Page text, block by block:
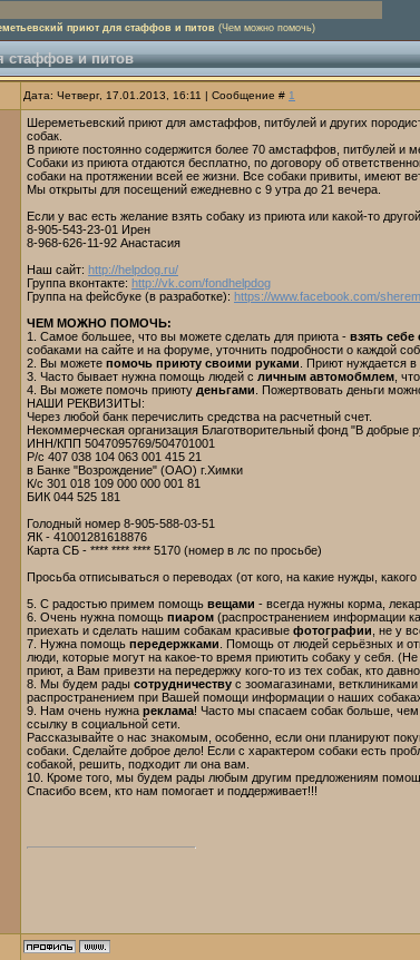
приют для стаффов и питов (Чем можно помочь)
стаффов и питов
Дата: Четверг, 17.01.2013, 16:11 | Сообщение # 1
Шереметьевский приют для амстаффов, питбулей и других
собак.
В приюте постоянно содержится более 70 амстаффов, питбулей и
Собаки из приюта отдаются бесплатно, по договору об
собаки на протяжении всей ее жизни. Все собаки привиты, имеют
Мы открыты для посещений ежедневно с 9 утра до 21 вечера.
Если у вас есть желание взять собаку из приюта или какой-то
8-905-543-23-01 Ирен
8-968-626-11-92 Анастасия
Наш сайт: http://helpdog.ru/
Группа вконтакте: http://vk.com/fondhelpdog
Группа на фейсбуке (в разработке): https://www.facebook.com/
ЧЕМ МОЖНО ПОМОЧЬ:
1. Самое большее, что вы можете сделать для приюта - взять себе
собаками на сайте и на форуме, уточнить подробности о каждой
2. Вы можете помочь приюту своими руками . Приют нуждается
3. Часто бывает нужна помощь людей с личным автомобмлем ,
4. Вы можете помочь приюту деньгами . Пожертвовать деньги
НАШИ РЕКВИЗИТЫ:
Через любой банк перечислить средства на расчетный счет.
Некоммерческая организация Благотворительный фонд "В добрые
ИНН/КПП 5047095769/504701001
Р/с 407 038 104 063 001 415 21
в Банке "Возрождение" (ОАО) г.Химки
К/с 301 018 109 000 000 001 81
БИК 044 525 181
Голодный номер 8-905-588-03-51
ЯК - 41001281618876
Карта СБ - **** **** **** 5170 (номер в лс по просьбе)
Просьба отписываться о переводах (от кого, на какие нужды,
5. С радостью примем помощь вещами - всегда нужны корма,
6. Очень нужна помощь пиаром (распространением информации
приехать и сделать нашим собакам красивые фотографии , не у
7. Нужна помощь передержками . Помощь от людей серьёзных и
люди, которые могут на какое-то время приютить собаку у себя.
приют, а Вам привезти на передержку кого-то из тех собак, кто
8. Мы будем рады сотрудничеству с зоомагазинами,
распространением при Вашей помощи информации о наших
9. Нам очень нужна реклама! Часто мы спасаем собак больше, чем
ссылку в социальной сети.
Рассказывайте о нас знакомым, особенно, если они планируют
собаки. Сделайте доброе дело! Если с характером собаки есть
собакой, решить, подходит ли она вам.
10. Кроме того, мы будем рады любым другим предложениям
Спасибо всем, кто нам помогает и поддерживает!!!